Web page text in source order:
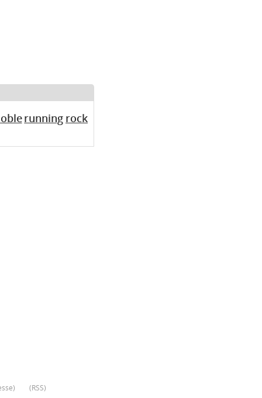
running rock
) (RSS)